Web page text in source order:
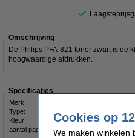
Omschrijving
De Philips PFA-821 toner zwart is de
hoogwaardige afdrukken.
Specificaties
Merk:
Type:
toner
Kleur:
zwart
aantal pagina's:
± 3.000
Cookies op
We maken winkelen